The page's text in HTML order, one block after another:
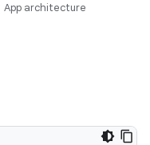
App architecture